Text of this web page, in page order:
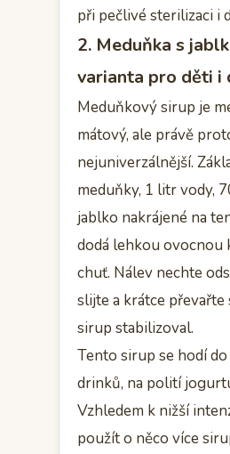
při pečlivé sterilizaci i
2. Meduňka s
varianta pro děti i
Meduňkový sirup je
mátový, ale právě
nejuniverzálnější.
meduňky, 1 litr vody,
jablko nakrájené na
dodá lehkou ovocnou
chuť. Nálev nechte
slijte a krátce převařte
sirup stabilizoval.
Tento sirup se hodí
drinků, na polití
Vzhledem k nižší
použít o něco více